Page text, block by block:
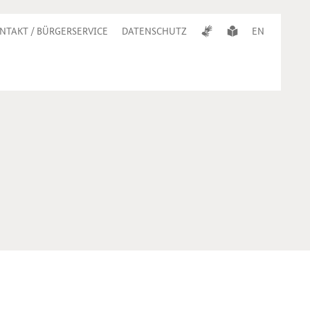
/ BÜRGERSERVICE DATENSCHUTZ EN